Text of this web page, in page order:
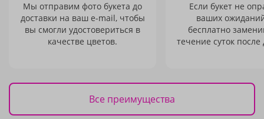
Мы отправим фото букета до
доставки на ваш e-mail, чтобы
вы смогли удостовериться в
качестве цветов.
Если букет не
ваших
бесплатно
течение суток после
Все преимущества